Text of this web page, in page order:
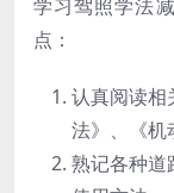
学习驾照学法
点：
认真阅读相
法》、《机
熟记各种道